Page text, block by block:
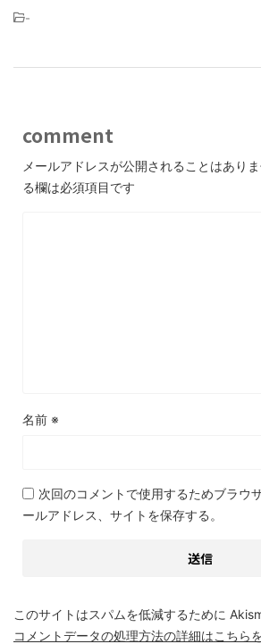
-
comment
メールアドレスが公開されることはありま
る欄は必須項目です
名前 ※
次回のコメントで使用するためブラウ
ールアドレス、サイトを保存する。
このサイトはスパムを低減するために
コメントデータの処理方法の詳細はこちら